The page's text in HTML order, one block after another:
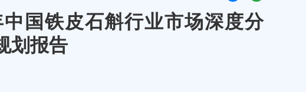
国铁皮石斛行业市场深度分
划报告